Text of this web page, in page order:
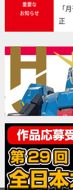
重要な
お知らせ
「
正